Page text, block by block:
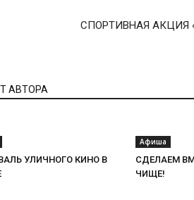
СПОРТИВНАЯ АКЦИЯ
АВТОРА
УЛИЧНОГО КИНО В
Афиша
СДЕЛАЕМ
ЧИЩЕ!